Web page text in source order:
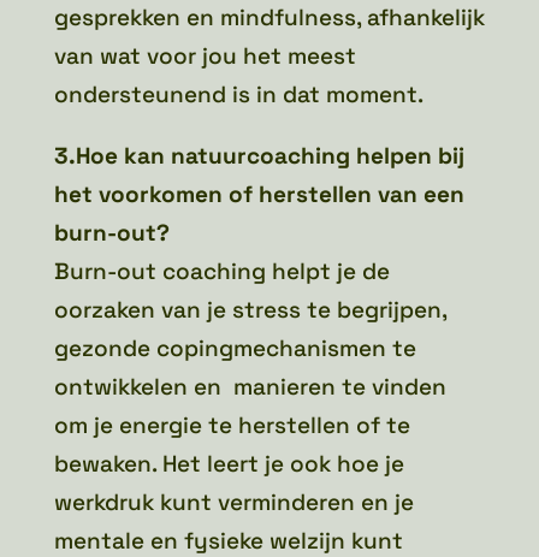
gesprekken en mindfulness, afhankelijk
van wat voor jou het meest
ondersteunend is in dat moment.
3.Hoe kan natuurcoaching helpen bij
het voorkomen of herstellen van een
burn-out?
Burn-out coaching helpt je de
oorzaken van je stress te begrijpen,
gezonde copingmechanismen te
ontwikkelen en manieren te vinden
om je energie te herstellen of te
bewaken. Het leert je ook hoe je
werkdruk kunt verminderen en je
mentale en fysieke welzijn kunt